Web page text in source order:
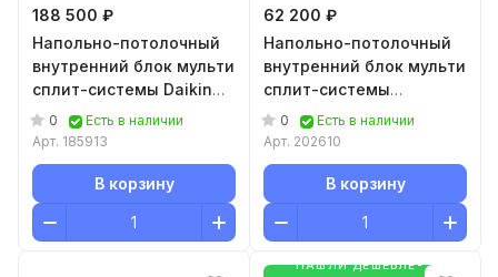
188 500 ₽
Напольно-потолочный
внутренний блок мульти
сплит-системы Daikin
FVXM35A
0
Есть в наличии
Арт. 185913
В корзину
62 200 ₽
Напольно-потолочный
внутренний блок мульти
сплит-системы
Electrolux Super Match
ERP R32 EACW/I-18
0
Есть в наличии
Арт. 202610
В корзину
НАШЛИ ДЕШЕВЛЕ-